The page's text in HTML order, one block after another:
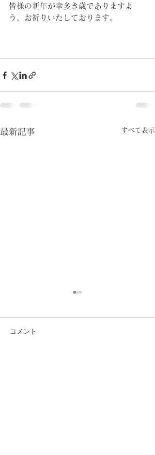
皆様の新年が幸多き歳でありますよ
う、お祈りいたしております。
最新記事 すべて表示
コメント